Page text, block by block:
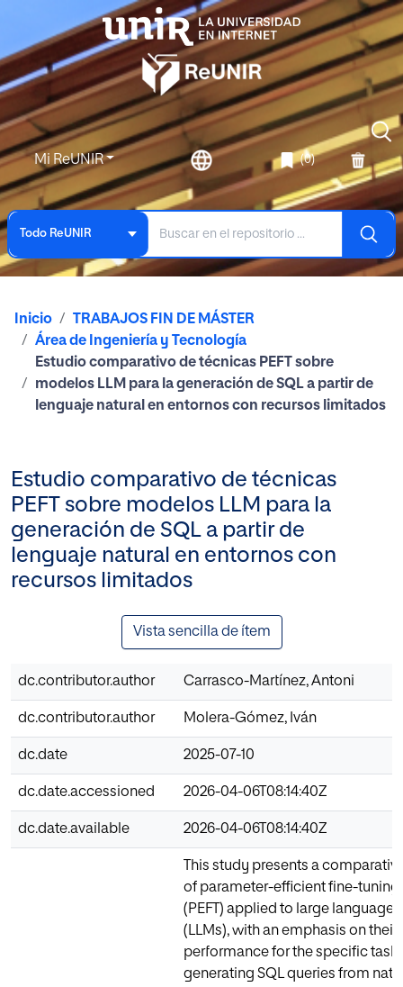
Mi ReUNIR (0)
Todo ReUNIR
Inicio
TRABAJOS FIN DE MÁSTER
Área de Ingeniería y Tecnología
Estudio comparativo de técnicas PEFT sobre
modelos LLM para la generación de SQL a partir de
lenguaje natural en entornos con recursos limitados
Estudio comparativo de técnicas
PEFT sobre modelos LLM para la
generación de SQL a partir de
lenguaje natural en entornos con
recursos limitados
Vista sencilla de ítem
dc.contributor.author Carrasco-Martínez, Antoni
dc.contributor.author Molera-Gómez, Iván
dc.date 2025-07-10
dc.date.accessioned 2026-04-06T08:14:40Z
dc.date.available 2026-04-06T08:14:40Z
This study presents a
of parameter-efficient fine-tuning
(PEFT) applied to large language
(LLMs), with an emphasis on their
performance for the specific task
generating SQL queries from